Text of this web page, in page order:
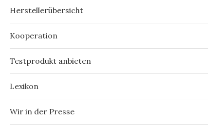
Herstellerübersicht
Kooperation
Testprodukt anbieten
Lexikon
Wir in der Presse